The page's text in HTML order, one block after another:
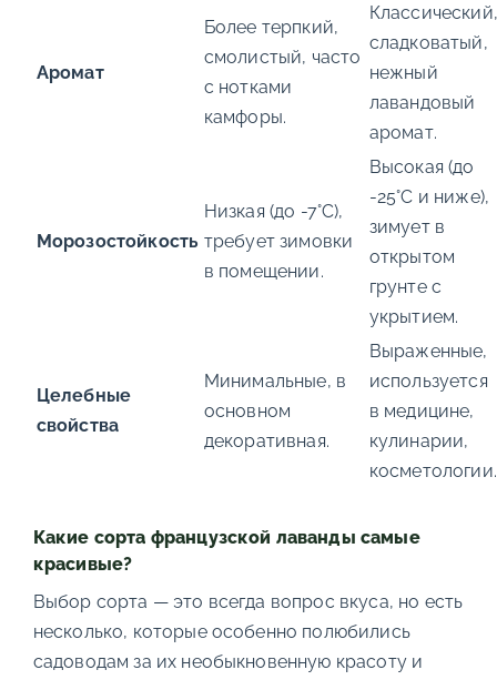
Аромат
Более терпкий,
смолистый, часто
с нотками
камфоры.
Классический,
сладковатый,
нежный
лавандовый
аромат.
Морозостойкость
Низкая (до -7°C),
требует зимовки
в помещении.
Высокая (до
-25°C и ниже),
зимует в
открытом
грунте с
укрытием.
Целебные
свойства
Минимальные, в
основном
декоративная.
Выраженные,
используется
в медицине,
кулинарии,
косметологии.
Какие сорта французской лаванды самые
красивые?
Выбор сорта — это всегда вопрос вкуса, но есть
несколько, которые особенно полюбились
садоводам за их необыкновенную красоту и